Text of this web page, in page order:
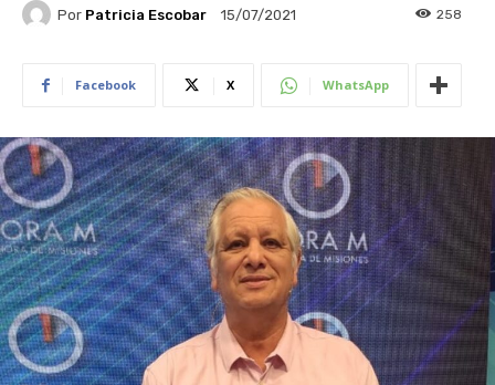
Por Patricia Escobar 15/07/2021 258
Facebook X WhatsApp